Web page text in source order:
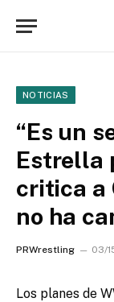
NOTICIAS
“Es un
Estrella
critica a
no ha
PRWrestling 03/
Los planes de